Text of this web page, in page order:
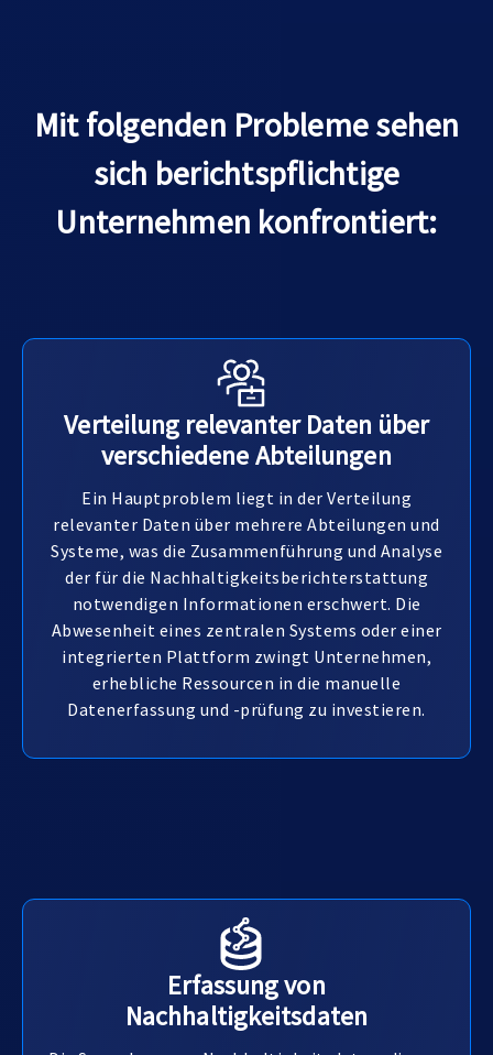
Mit folgenden Probleme sehen
sich berichtspflichtige
Unternehmen konfrontiert:
Verteilung relevanter Daten über
verschiedene Abteilungen
Ein Hauptproblem liegt in der Verteilung
relevanter Daten über mehrere Abteilungen und
Systeme, was die Zusammenführung und Analyse
der für die Nachhaltigkeitsberichterstattung
notwendigen Informationen erschwert. Die
Abwesenheit eines zentralen Systems oder einer
integrierten Plattform zwingt Unternehmen,
erhebliche Ressourcen in die manuelle
Datenerfassung und -prüfung zu investieren.
Erfassung von
Nachhaltigkeitsdaten